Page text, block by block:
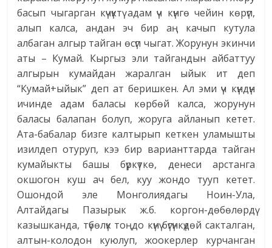
басып чыгарган күчүктү адам үч күнгө чейин көрүп,
алып калса, андан эч бир аң качып кутула
албаган алгыр тайган өсүп чыгат. Жорунун экинчи
аты – Кумай. Кыргыз эли тайгандын айбаттуу
алгырын кумайдан жаралган ыйык ит деп
“Кумай+ыйык” деп ат беришкен. Ал эми үч күндүн
ичинде адам баласы көрбөй калса, жорунун
баласы балапан болуп, жоруга айланып кетет.
Ата-бабалар бизге калтырып кеткен уламышты
изилдеп отуруп, кээ бир варианттарда тайган
кумайыкты башы бүркүткө, денеси арстанга
окшогон куш ач бел, куу жондо тууп кетет.
Ошондой эле Монголиядагы Ноин-Ула,
Алтайдагы Пазырык ж.б. коргон-дөбөлөрдү
казышканда, түбөлүк тоңдо күнү бүгүнкүдөй сакталган,
алтын-колодон куюлуп, жоокерлер курчанган